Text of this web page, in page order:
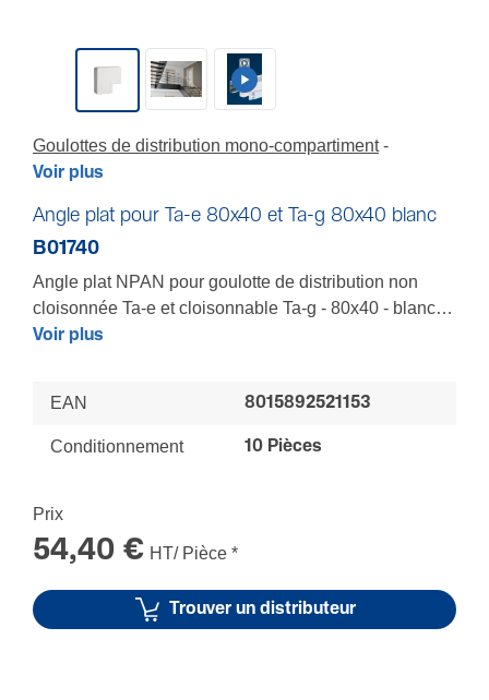
Goulottes de distribution mono-compartiment
Voir plus
Angle plat pour Ta-e 80x40 et Ta-g 80x40 blanc
B01740
Angle plat NPAN pour goulotte de distribution non
cloisonnée Ta-e et cloisonnable Ta-g - 80x40 - blanc
RAL9010
coupes mêmes imprécises des socles et couvercles -
Tenue renforcée
Voir plus
EAN 8015892521153
Conditionnement 10 Pièces
Prix
54,40 € HT/ Pièce *
Trouver un distributeur